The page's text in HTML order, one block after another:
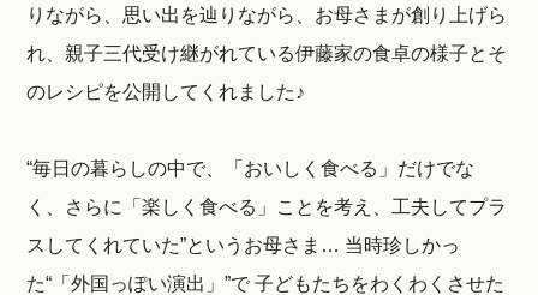
りながら、思い出を辿りながら、お母さまが創り上げら
れ、親子三代受け継がれている伊藤家の食卓の様子とそ
のレシピを公開してくれました♪
“毎日の暮らしの中で、「おいしく食べる」だけでな
く、さらに「楽しく食べる」ことを考え、工夫してプラ
スしてくれていた”というお母さま… 当時珍しかっ
た“「外国っぽい演出」”で 子どもたちをわくわくさせた